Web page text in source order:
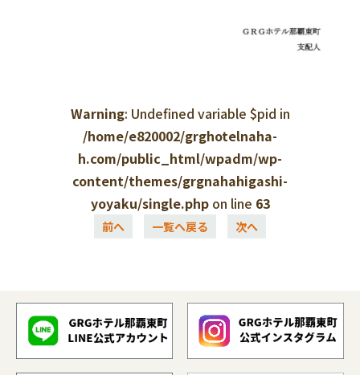
Warning: Undefined variable $pid in
/home/e820002/grghotelnaha-
h.com/public_html/wpadm/wp-
content/themes/grgnahahigashi-
yoyaku/single.phpon line 63
前へ 一覧へ戻る 次へ